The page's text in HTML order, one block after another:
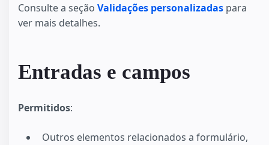
Consulte a seção Validações personalizadas para
ver mais detalhes.
Entradas e campos
Permitidos:
Outros elementos relacionados a formulário,